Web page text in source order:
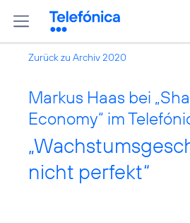
Zurück zu Archiv 2020
Markus Haas bei
Economy“ im
nicht perfekt“